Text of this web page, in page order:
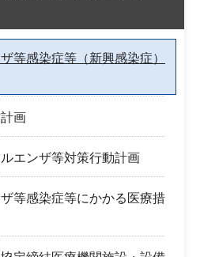
等感染症等（新興感染症）
画
エンザ等対策行動計画
等感染症等にかかる医療措